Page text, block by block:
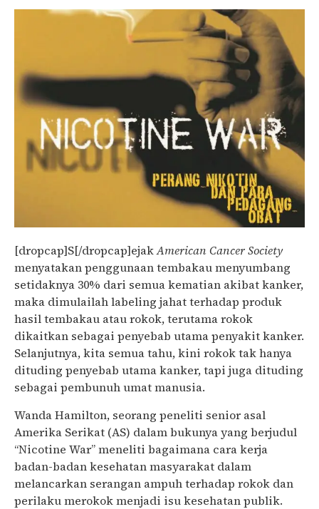
[dropcap]S[/dropcap]ejakAmerican Cancer Society
menyatakan penggunaan tembakau menyumbang
setidaknya 30% dari semua kematian akibat kanker,
maka dimulailah labeling jahat terhadap produk
hasil tembakau atau rokok, terutama rokok
dikaitkan sebagai penyebab utama penyakit kanker.
Selanjutnya, kita semua tahu, kini rokok tak hanya
dituding penyebab utama kanker, tapi juga dituding
sebagai pembunuh umat manusia.
Wanda Hamilton, seorang peneliti senior asal
Amerika Serikat (AS) dalam bukunya yang berjudul
“Nicotine War” meneliti bagaimana cara kerja
badan-badan kesehatan masyarakat dalam
melancarkan serangan ampuh terhadap rokok dan
perilaku merokok menjadi isu kesehatan publik.